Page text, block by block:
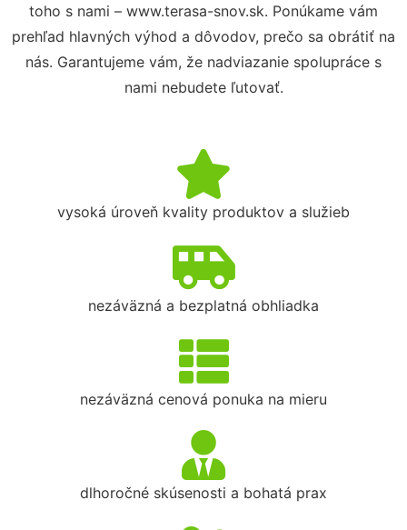
toho s nami – www.terasa-snov.sk. Ponúkame vám
prehľad hlavných výhod a dôvodov, prečo sa obrátiť na
nás. Garantujeme vám, že nadviazanie spolupráce s
nami nebudete ľutovať.
vysoká úroveň kvality produktov a služieb
nezáväzná a bezplatná obhliadka
nezáväzná cenová ponuka na mieru
dlhoročné skúsenosti a bohatá prax